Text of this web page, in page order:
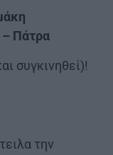
– Πάτρα
συγκινηθεί)!
την